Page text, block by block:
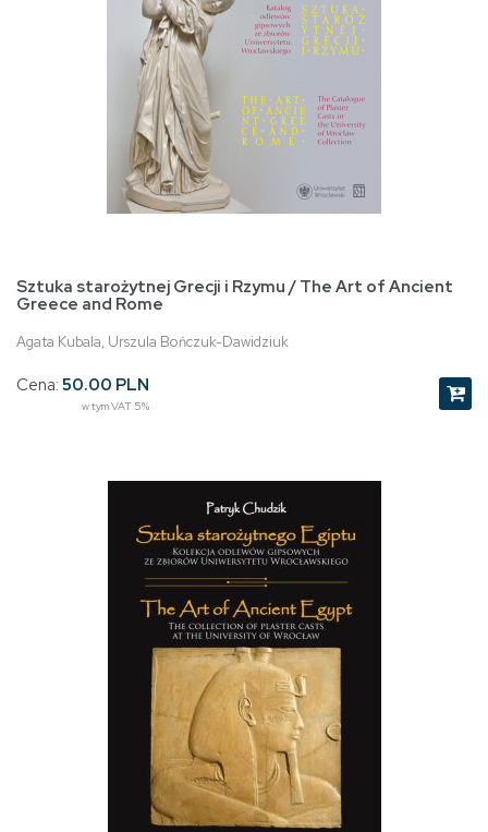
Sztuka starożytnej Grecji i Rzymu / The Art of Ancient
Greece and Rome
Agata Kubala, Urszula Bończuk-Dawidziuk
Cena: 50.00 PLN
w tym VAT 5%